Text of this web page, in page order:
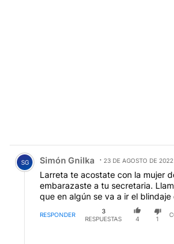
Comentario de Simón Gnilka.
SG Simón Gnilka 23 DE AGOSTO DE 2022
Larreta te acostate con la mujer
embarazaste a tu secretaria.
que en algún se va a ir el
RESPONDER
3
RESPUESTAS
4 1